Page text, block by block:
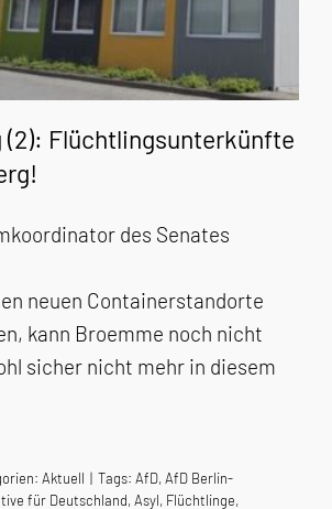
(2): Flüchtlingsunterkünfte
des Senates
neuen Containerstandorte
kann Broemme noch nicht
sicher nicht mehr in diesem
Aktuell | Tags: AfD,AfD Berlin-
für Deutschland,Asyl, Flüchtlinge,